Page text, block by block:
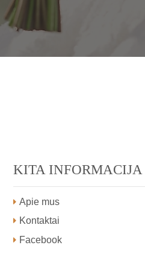
KITA INFORMACIJA
Apie mus
Kontaktai
Facebook